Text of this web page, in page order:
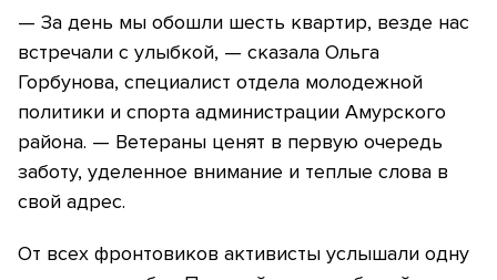
— За день мы обошли шесть квартир, везде нас
встречали с улыбкой, — сказала Ольга
Горбунова, специалист отдела молодежной
политики и спорта администрации Амурского
района. — Ветераны ценят в первую очередь
заботу, уделенное внимание и теплые слова в
свой адрес.
От всех фронтовиков активисты услышали одну